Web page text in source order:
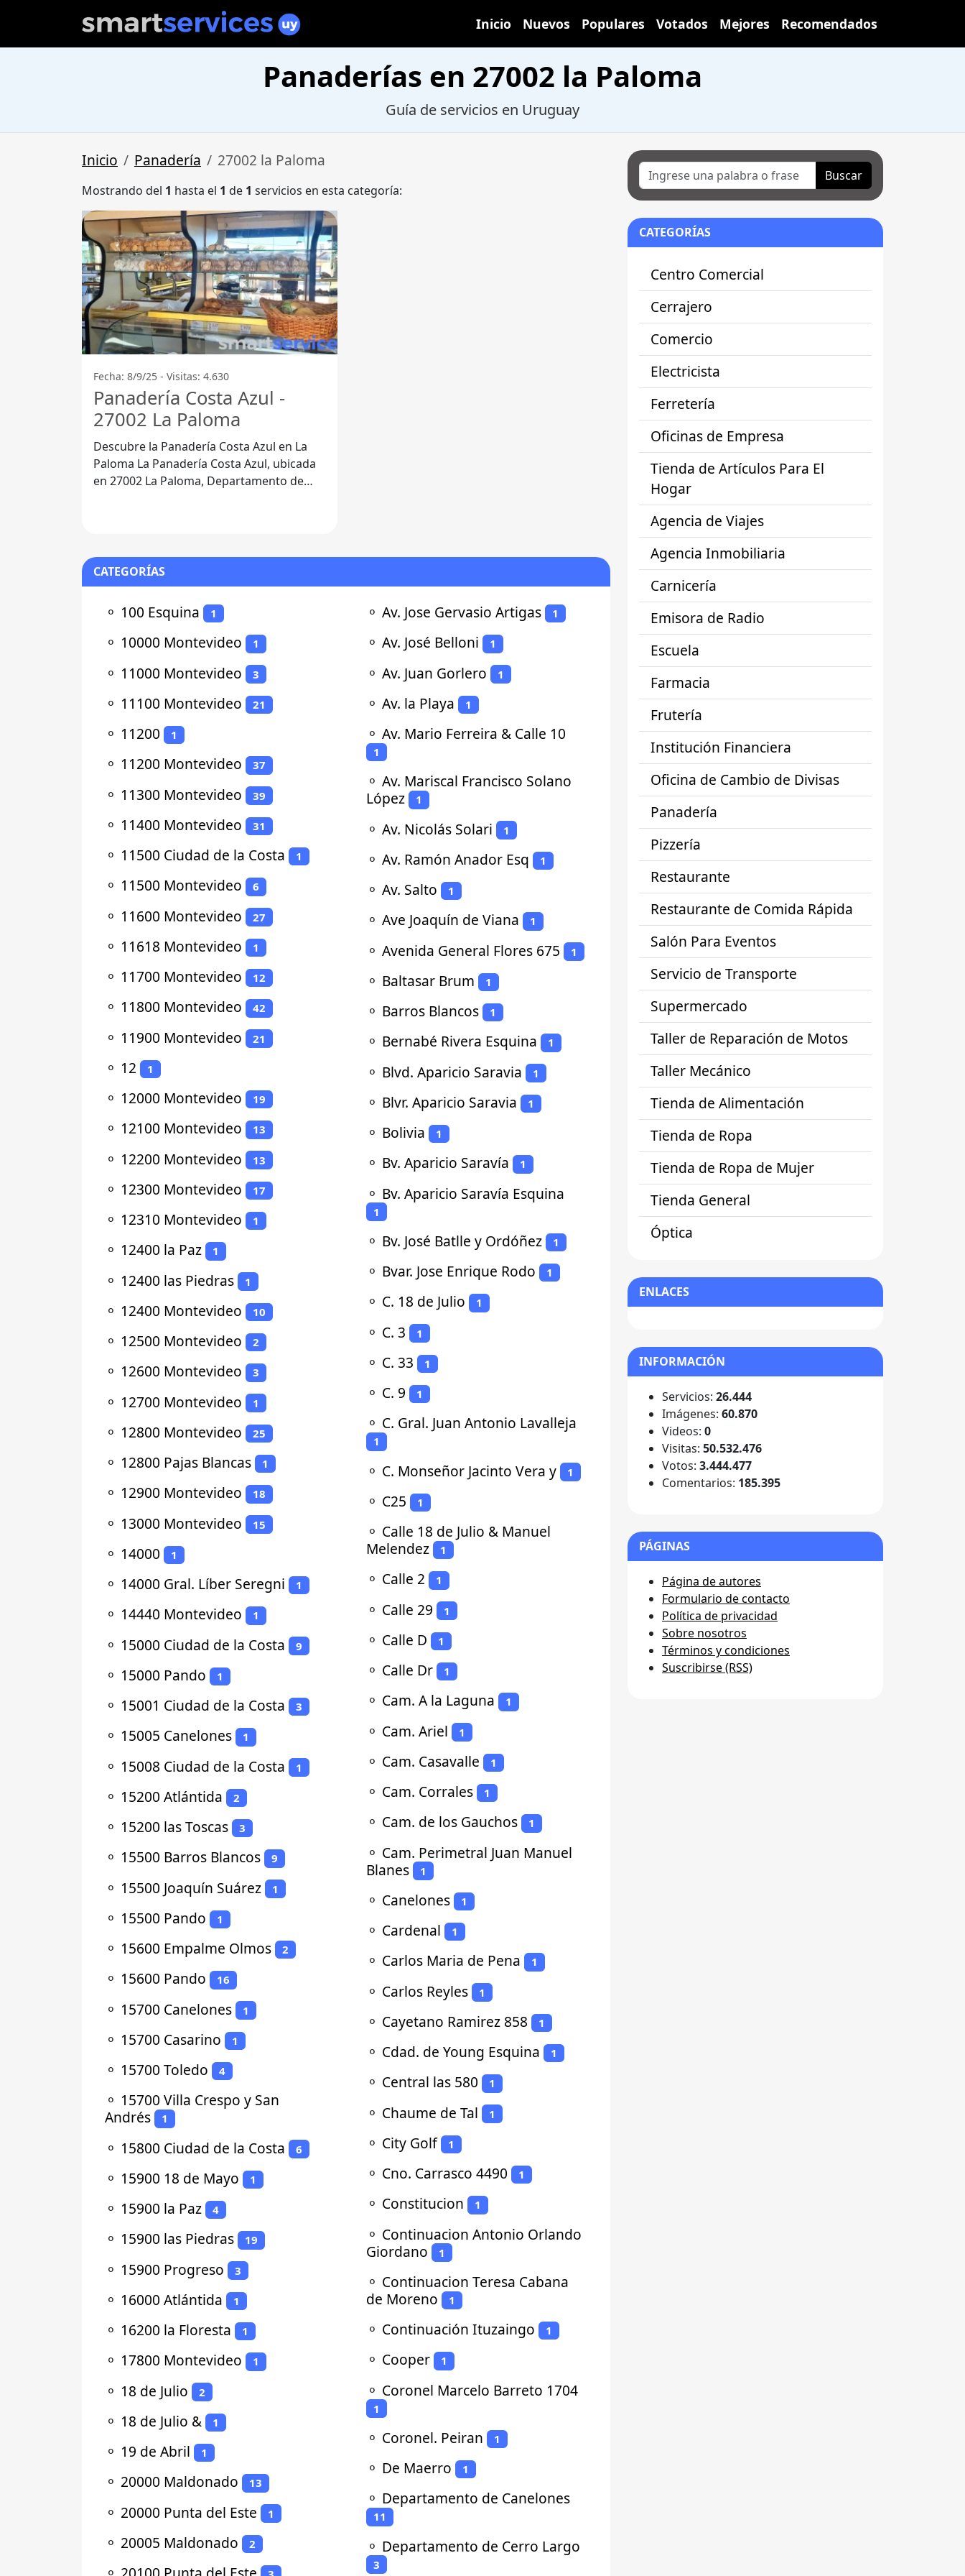
Inicio Nuevos Populares Votados Mejores Recomendados
Panaderías en 27002 la Paloma
Guía de servicios en Uruguay
Inicio Panadería 27002 la Paloma
Mostrando del 1 hasta el 1 de 1 servicios en esta categoría:
Fecha: 8/9/25 - Visitas: 4.630
Panadería Costa Azul -
27002 La Paloma
Descubre la Panadería Costa Azul en La
Paloma La Panadería Costa Azul, ubicada
en 27002 La Paloma, Departamento de
CATEGORÍAS
⚬ 100 Esquina 1
⚬ 10000 Montevideo 1
⚬ 11000 Montevideo 3
⚬ 11100 Montevideo 21
⚬ 11200 1
⚬ 11200 Montevideo 37
⚬ 11300 Montevideo 39
⚬ 11400 Montevideo 31
⚬ 11500 Ciudad de la Costa 1
⚬ 11500 Montevideo 6
⚬ 11600 Montevideo 27
⚬ 11618 Montevideo 1
⚬ 11700 Montevideo 12
⚬ 11800 Montevideo 42
⚬ 11900 Montevideo 21
⚬ 12 1
⚬ 12000 Montevideo 19
⚬ 12100 Montevideo 13
⚬ 12200 Montevideo 13
⚬ 12300 Montevideo 17
⚬ 12310 Montevideo 1
⚬ 12400 la Paz 1
⚬ 12400 las Piedras 1
⚬ 12400 Montevideo 10
⚬ 12500 Montevideo 2
⚬ 12600 Montevideo 3
⚬ 12700 Montevideo 1
⚬ 12800 Montevideo 25
⚬ 12800 Pajas Blancas 1
⚬ 12900 Montevideo 18
⚬ 13000 Montevideo 15
⚬ 14000 1
⚬ 14000 Gral. Líber Seregni 1
⚬ 14440 Montevideo 1
⚬ 15000 Ciudad de la Costa 9
⚬ 15000 Pando 1
⚬ 15001 Ciudad de la Costa 3
⚬ 15005 Canelones 1
⚬ 15008 Ciudad de la Costa 1
⚬ 15200 Atlántida 2
⚬ 15200 las Toscas 3
⚬ 15500 Barros Blancos 9
⚬ 15500 Joaquín Suárez 1
⚬ 15500 Pando 1
⚬ 15600 Empalme Olmos 2
⚬ 15600 Pando 16
⚬ 15700 Canelones 1
⚬ 15700 Casarino 1
⚬ 15700 Toledo 4
⚬ 15700 Villa Crespo y San
Andrés
1
⚬ 15800 Ciudad de la Costa 6
⚬ 15900 18 de Mayo 1
⚬ 15900 la Paz 4
⚬ 15900 las Piedras 19
⚬ 15900 Progreso 3
⚬ 16000 Atlántida 1
⚬ 16200 la Floresta 1
⚬ 17800 Montevideo 1
⚬ 18 de Julio 2
⚬ 18 de Julio & 1
⚬ 19 de Abril 1
⚬ 20000 Maldonado 13
⚬ 20000 Punta del Este 1
⚬ 20005 Maldonado 2
⚬ Av. Jose Gervasio Artigas 1
⚬ Av. José Belloni 1
⚬ Av. Juan Gorlero 1
⚬ Av. la Playa 1
⚬ Av. Mario Ferreira & Calle 10
1
⚬ Av. Mariscal Francisco Solano
López
1
⚬ Av. Nicolás Solari 1
⚬ Av. Ramón Anador Esq 1
⚬ Av. Salto 1
⚬ Ave Joaquín de Viana 1
⚬ Avenida General Flores 675 1
⚬ Baltasar Brum 1
⚬ Barros Blancos 1
⚬ Bernabé Rivera Esquina 1
⚬ Blvd. Aparicio Saravia 1
⚬ Blvr. Aparicio Saravia 1
⚬ Bolivia 1
⚬ Bv. Aparicio Saravía 1
⚬ Bv. Aparicio Saravía Esquina
1
⚬ Bv. José Batlle y Ordóñez 1
⚬ Bvar. Jose Enrique Rodo 1
⚬ C. 18 de Julio 1
⚬ C. 3 1
⚬ C. 33 1
⚬ C. 9 1
⚬ C. Gral. Juan Antonio Lavalleja
1
⚬ C. Monseñor Jacinto Vera y 1
⚬ C25 1
⚬ Calle 18 de Julio & Manuel
Melendez
1
⚬ Calle 2 1
⚬ Calle 29 1
⚬ Calle D 1
⚬ Calle Dr 1
⚬ Cam. A la Laguna 1
⚬ Cam. Ariel 1
⚬ Cam. Casavalle 1
⚬ Cam. Corrales 1
⚬ Cam. de los Gauchos 1
⚬ Cam. Perimetral Juan Manuel
Blanes
1
⚬ Canelones 1
⚬ Cardenal 1
⚬ Carlos Maria de Pena 1
⚬ Carlos Reyles 1
⚬ Cayetano Ramirez 858 1
⚬ Cdad. de Young Esquina 1
⚬ Central las 580 1
⚬ Chaume de Tal 1
⚬ City Golf 1
⚬ Cno. Carrasco 4490 1
⚬ Constitucion 1
⚬ Continuacion Antonio Orlando
Giordano
1
⚬ Continuacion Teresa Cabana
de Moreno
1
⚬ Continuación Ituzaingo 1
⚬ Cooper 1
⚬ Coronel Marcelo Barreto 1704
1
⚬ Coronel. Peiran 1
⚬ De Maerro 1
⚬ Departamento de Canelones
11
⚬ Departamento de Cerro Largo
3
Buscar
CATEGORÍAS
Centro Comercial
Cerrajero
Comercio
Electricista
Ferretería
Oficinas de Empresa
Tienda de Artículos Para El
Hogar
Agencia de Viajes
Agencia Inmobiliaria
Carnicería
Emisora de Radio
Escuela
Farmacia
Frutería
Institución Financiera
Oficina de Cambio de Divisas
Panadería
Pizzería
Restaurante
Restaurante de Comida Rápida
Salón Para Eventos
Servicio de Transporte
Supermercado
Taller de Reparación de Motos
Taller Mecánico
Tienda de Alimentación
Tienda de Ropa
Tienda de Ropa de Mujer
Tienda General
Óptica
ENLACES
INFORMACIÓN
Servicios: 26.444
Imágenes: 60.870
Videos: 0
Visitas: 50.532.476
Votos: 3.444.477
Comentarios: 185.395
PÁGINAS
Página de autores
Formulario de contacto
Política de privacidad
Sobre nosotros
Términos y condiciones
Suscribirse (RSS)